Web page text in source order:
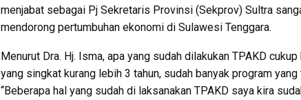
menjabat sebagai Pj Sekretaris Provinsi (Sekprov) Sultra
mendorong pertumbuhan ekonomi di Sulawesi Tenggara.
Menurut Dra. Hj. Isma, apa yang sudah dilakukan TPAKD
yang singkat kurang lebih 3 tahun, sudah banyak program yang
“Beberapa hal yang sudah di laksanakan TPAKD saya kira